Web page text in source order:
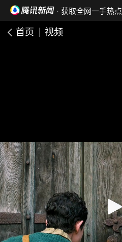
· 获取全网一手热点
首页 视频